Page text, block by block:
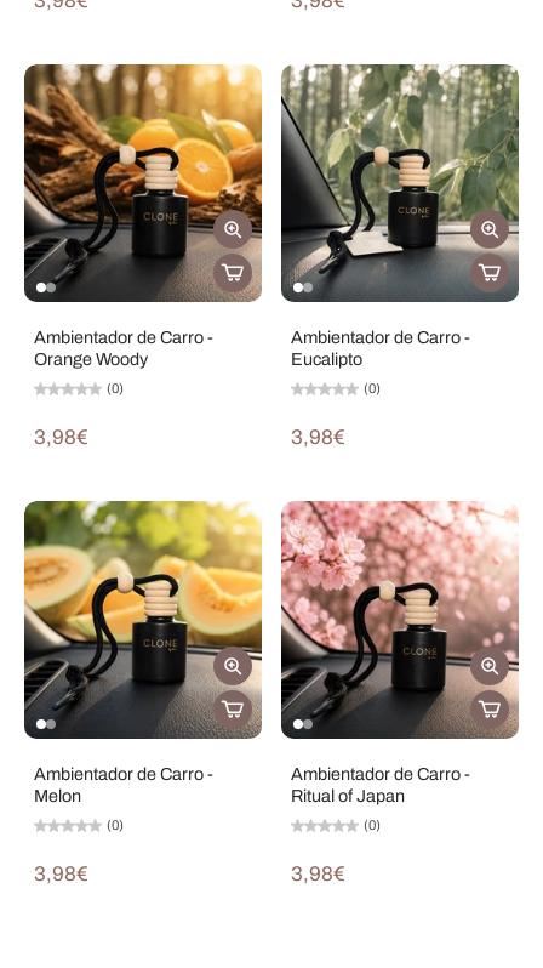
Ambientador de Carro -
Orange Woody
(0)
3,98€
Ambientador de Carro -
Eucalipto
(0)
3,98€
Ambientador de Carro -
Melon
(0)
3,98€
Ambientador de Carro -
Ritual of Japan
(0)
3,98€